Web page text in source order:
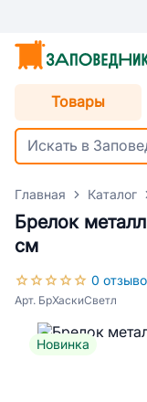
Товары
Главная Каталог
Брелок
см
0
Арт. БрХаскиСветл
Новинка